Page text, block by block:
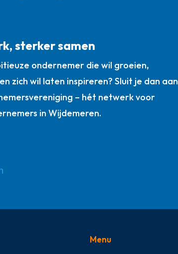
sterker samen
ondernemer die wil groeien,
zich wil laten inspireren? Sluit je dan aan
– hét netwerk voor
in Wijdemeren.
Menu